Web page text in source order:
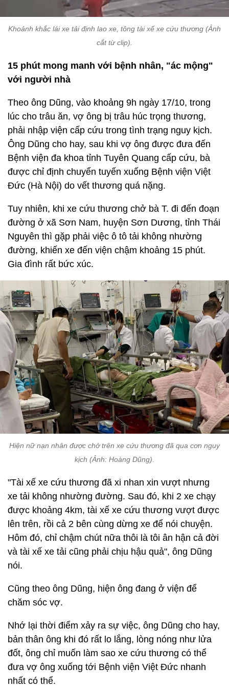
Khoảnh khắc lái xe tải định lao xe, tông tài xế xe cứu thương (Ảnh
cắt từ clip).
15 phút mong manh với bệnh nhân, "ác mộng"
với người nhà
Theo ông Dũng, vào khoảng 9h ngày 17/10, trong
lúc cho trâu ăn, vợ ông bị trâu húc trọng thương,
phải nhập viện cấp cứu trong tình trạng nguy kịch.
Ông Dũng cho hay, sau khi vợ ông được đưa đến
Bệnh viện đa khoa tỉnh Tuyên Quang cấp cứu, bà
được chỉ định chuyển tuyến xuống Bệnh viện Việt
Đức (Hà Nội) do vết thương quá nặng.
Tuy nhiên, khi xe cứu thương chở bà T. đi đến đoạn
đường ở xã Sơn Nam, huyện Sơn Dương, tỉnh Thái
Nguyên thì gặp phải việc ô tô tải không nhường
đường, khiến xe đến viện chậm khoảng 15 phút.
Gia đình rất bức xúc.
Hiện nữ nạn nhân được chở trên xe cứu thương đã qua cơn nguy
kịch (Ảnh: Hoàng Dũng).
"Tài xế xe cứu thương đã xi nhan xin vượt nhưng
xe tải không nhường đường. Sau đó, khi 2 xe chạy
được khoảng 4km, tài xế xe cứu thương vượt được
lên trên, rồi cả 2 bên cùng dừng xe để nói chuyện.
Hôm đó, chỉ chậm chút nữa thôi là tôi ân hận cả đời
và tài xế xe tải cũng phải chịu hậu quả", ông Dũng
nói.
Cũng theo ông Dũng, hiện ông đang ở viện để
chăm sóc vợ.
Nhớ lại thời điểm xảy ra sự việc, ông Dũng cho hay,
bản thân ông khi đó rất lo lắng, lòng nóng như lửa
đốt, ông chỉ muốn làm sao xe cứu thương có thể
đưa vợ ông xuống tới Bệnh viện Việt Đức nhanh
nhất có thể.